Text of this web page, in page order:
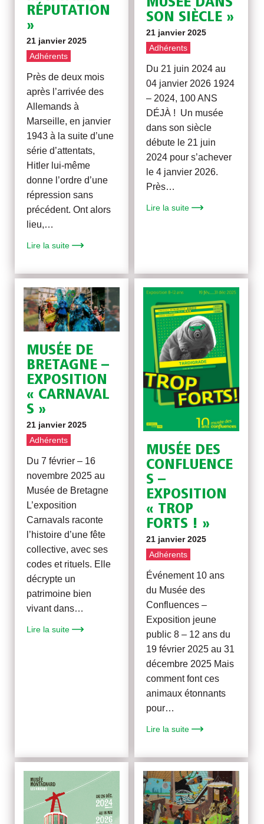
RÉPUTATION
»
21 janvier 2025
Adhérents
Près de deux mois
après l’arrivée des
Allemands à
Marseille, en janvier
1943 à la suite d’une
série d’attentats,
Hitler lui-même
donne l’ordre d’une
répression sans
précédent. Ont alors
lieu,…
Lire la suite
SON SIÈCLE »
21 janvier 2025
Adhérents
Du 21 juin 2024 au
04 janvier 2026 1924
– 2024, 100 ANS
DÉJÀ ! Un musée
dans son siècle
débute le 21 juin
2024 pour s’achever
le 4 janvier 2026.
Près…
Lire la suite
MUSÉE DE
BRETAGNE –
EXPOSITION
« CARNAVAL
S »
21 janvier 2025
Adhérents
Du 7 février – 16
novembre 2025 au
Musée de Bretagne
L’exposition
Carnavals raconte
l’histoire d’une fête
collective, avec ses
codes et rituels. Elle
décrypte un
patrimoine bien
vivant dans…
Lire la suite
MUSÉE DES
CONFLUENCE
S –
EXPOSITION
« TROP
FORTS ! »
21 janvier 2025
Adhérents
Événement 10 ans
du Musée des
Confluences –
Exposition jeune
public 8 – 12 ans du
19 février 2025 au 31
décembre 2025 Mais
comment font ces
animaux étonnants
pour…
Lire la suite